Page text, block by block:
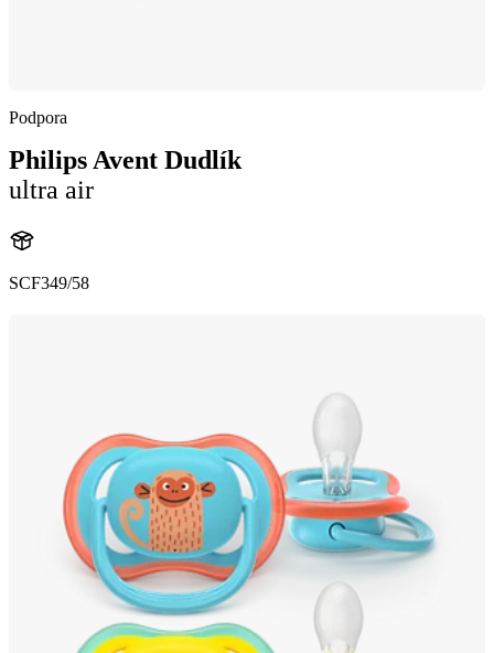
Podpora
Philips Avent Dudlík
ultra air
SCF349/58